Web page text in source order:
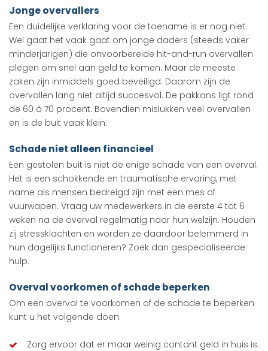
Jonge overvallers
Een duidelijke verklaring voor de toename is er nog niet.
Wel gaat het vaak gaat om jonge daders (steeds vaker
minderjarigen) die onvoorbereide hit-and-run overvallen
plegen om snel aan geld te komen. Maar de meeste
zaken zijn inmiddels goed beveiligd. Daarom zijn de
overvallen lang niet altijd succesvol. De pakkans ligt rond
de 60 à 70 procent. Bovendien mislukken veel overvallen
en is de buit vaak klein.
Schade niet alleen financieel
Een gestolen buit is niet de enige schade van een overval.
Het is een schokkende en traumatische ervaring, met
name als mensen bedreigd zijn met een mes of
vuurwapen. Vraag uw medewerkers in de eerste 4 tot 6
weken na de overval regelmatig naar hun welzijn. Houden
zij stressklachten en worden ze daardoor belemmerd in
hun dagelijks functioneren? Zoek dan gespecialiseerde
hulp.
Overval voorkomen of schade beperken
Om een overval te voorkomen of de schade te beperken
kunt u het volgende doen:
Zorg ervoor dat er maar weinig contant geld in huis is.